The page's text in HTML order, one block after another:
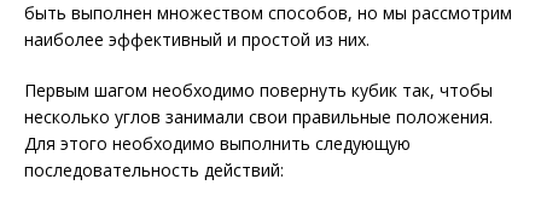
быть выполнен множеством способов, но мы рассмотрим
наиболее эффективный и простой из них.
Первым шагом необходимо повернуть кубик так, чтобы
несколько углов занимали свои правильные положения.
Для этого необходимо выполнить следующую
последовательность действий: